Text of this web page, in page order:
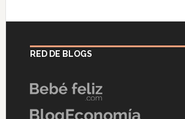
RED DE BLOGS